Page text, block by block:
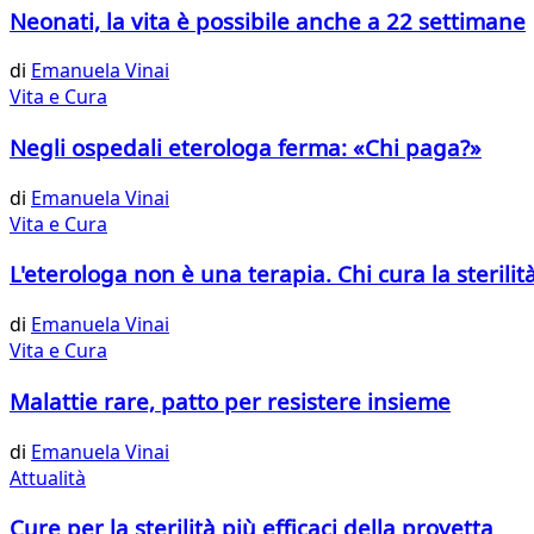
Neonati, la vita è possibile anche a 22 settimane
di Emanuela Vinai
Vita e Cura
Negli ospedali eterologa ferma: «Chi paga?»
di Emanuela Vinai
Vita e Cura
L'eterologa non è una terapia. Chi cura la
di Emanuela Vinai
Vita e Cura
Malattie rare, patto per resistere insieme
di Emanuela Vinai
Attualità
Cure per la sterilità più efficaci della provetta